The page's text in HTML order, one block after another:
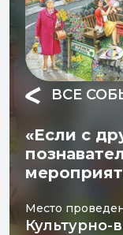
ВСЕ
«Если с
Место
Культурно-